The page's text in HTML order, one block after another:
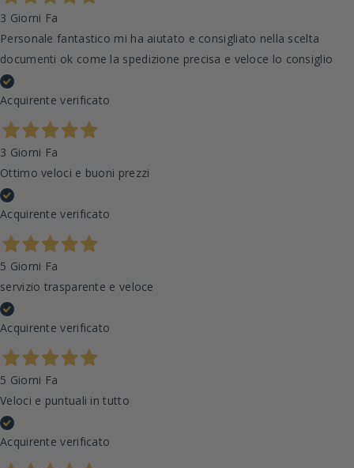
3 Giorni Fa
Personale fantastico mi ha aiutato e consigliato nella scelta
documenti ok come la spedizione precisa e veloce lo consiglio
Acquirente verificato
3 Giorni Fa
Ottimo veloci e buoni prezzi
Acquirente verificato
5 Giorni Fa
servizio trasparente e veloce
Acquirente verificato
5 Giorni Fa
Veloci e puntuali in tutto
Acquirente verificato